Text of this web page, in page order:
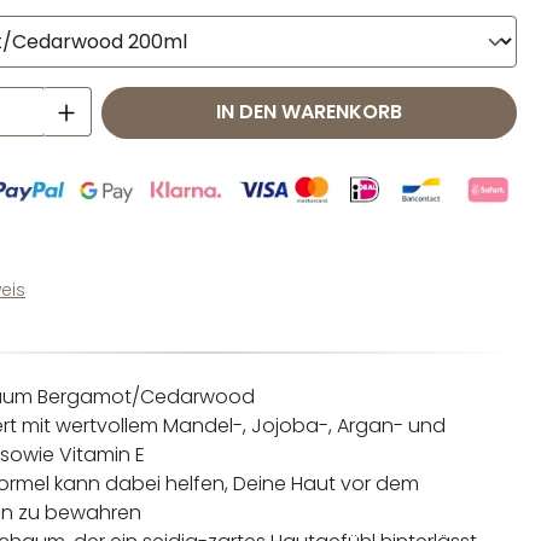
Anzahl: Gib den gewünschten
IN DEN WARENKORB
Bergamot/Cedarwood
mit wertvollem Mandel-, Jojoba-, Argan- und
Vitamin E
kann dabei helfen, Deine Haut vor dem
zu bewahren